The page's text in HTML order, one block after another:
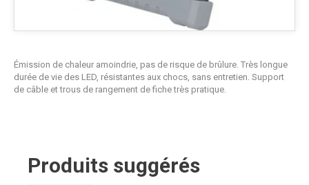
Émission de chaleur amoindrie, pas de risque de brûlure. Très longue
durée de vie des LED, résistantes aux chocs, sans entretien. Support
de câble et trous de rangement de fiche très pratique.
Produits suggérés